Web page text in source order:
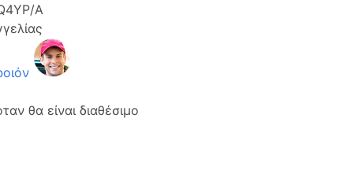
A
θα είναι διαθέσιμο